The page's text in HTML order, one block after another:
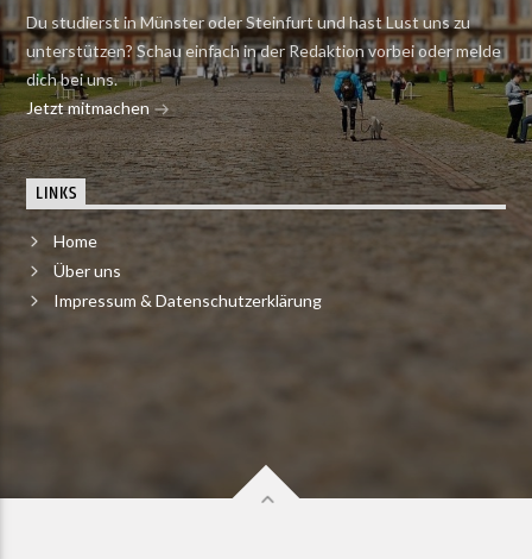
Du studierst in Münster oder Steinfurt und hast Lust uns zu
unterstützen? Schau einfach in der Redaktion vorbei oder melde
dich bei uns.
Jetzt mitmachen
LINKS
Home
Über uns
Impressum & Datenschutzerklärung